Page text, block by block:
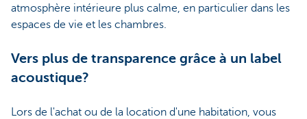
atmosphère intérieure plus calme, en particulier dans les
espaces de vie et les chambres.
Vers plus de transparence grâce à un label
acoustique?
Lors de l'achat ou de la location d'une habitation, vous